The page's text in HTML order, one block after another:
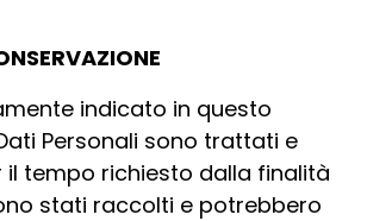
indicato in questo
Personali sono trattati e
il tempo richiesto dalla finalità
stati raccolti e potrebbero